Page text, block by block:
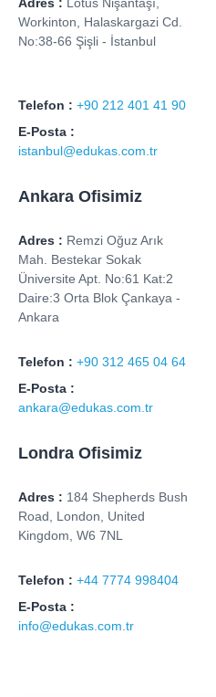
Workinton, Halaskargazi Cd.
No:38-66 Şişli - İstanbul
Telefon : +90 212 401 41 90
E-Posta :
istanbul@edukas.com.tr
Ankara Ofisimiz
Adres : Remzi Oğuz Arık
Mah. Bestekar Sokak
Üniversite Apt. No:61 Kat:2
Daire:3 Orta Blok Çankaya -
Ankara
Telefon : +90 312 465 04 64
E-Posta :
ankara@edukas.com.tr
Londra Ofisimiz
Adres : 184 Shepherds Bush
Road, London, United
Kingdom, W6 7NL
Telefon : +44 7774 998404
E-Posta :
info@edukas.com.tr